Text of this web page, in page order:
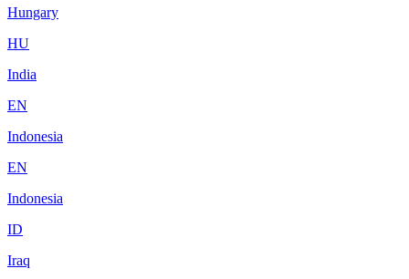
Hungary
HU
India
EN
Indonesia
EN
Indonesia
ID
Iraq